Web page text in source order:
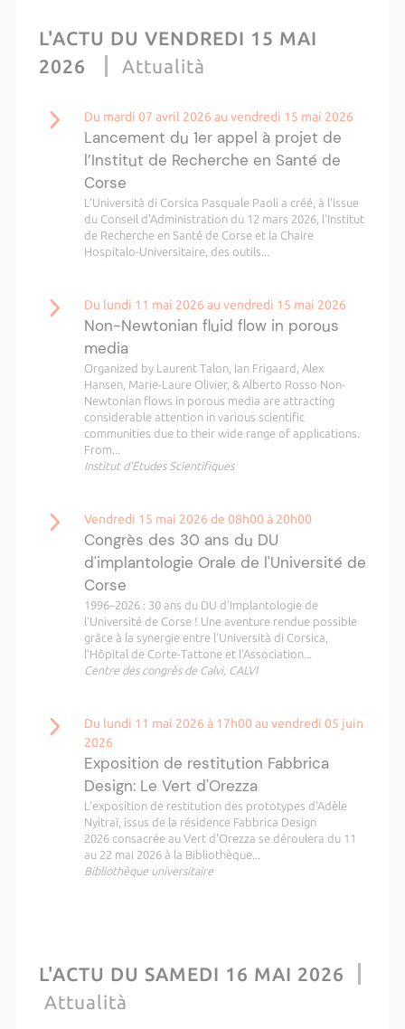
L'ACTU DU VENDREDI 15 MAI
2026
Attualità
Du mardi 07 avril 2026 au vendredi 15 mai 2026
Lancement du 1er appel à projet de
l’Institut de Recherche en Santé de
Corse
L’Università di Corsica Pasquale Paoli a créé, à l'issue
du Conseil d'Administration du 12 mars 2026, l’Institut
de Recherche en Santé de Corse et la Chaire
Hospitalo-Universitaire, des outils...
Du lundi 11 mai 2026 au vendredi 15 mai 2026
Non-Newtonian fluid flow in porous
media
Organized by Laurent Talon, Ian Frigaard, Alex
Hansen, Marie-Laure Olivier, & Alberto Rosso Non-
Newtonian flows in porous media are attracting
considerable attention in various scientific
communities due to their wide range of applications.
From...
Institut d'Etudes Scientifiques
Vendredi 15 mai 2026 de 08h00 à 20h00
Congrès des 30 ans du DU
d'implantologie Orale de l'Université de
Corse
1996–2026 : 30 ans du DU d’Implantologie de
l’Université de Corse ! Une aventure rendue possible
grâce à la synergie entre l’Università di Corsica,
l’Hôpital de Corte-Tattone et l’Association...
Centre des congrès de Calvi, CALVI
Du lundi 11 mai 2026 à 17h00 au vendredi 05 juin
2026
Exposition de restitution Fabbrica
Design: Le Vert d'Orezza
L’exposition de restitution des prototypes d'Adèle
Nyitraï, issus de la résidence Fabbrica Design
2026 consacrée au Vert d'Orezza se déroulera du 11
au 22 mai 2026 à la Bibliothèque...
Bibliothèque universitaire
L'ACTU DU SAMEDI 16 MAI 2026
Attualità